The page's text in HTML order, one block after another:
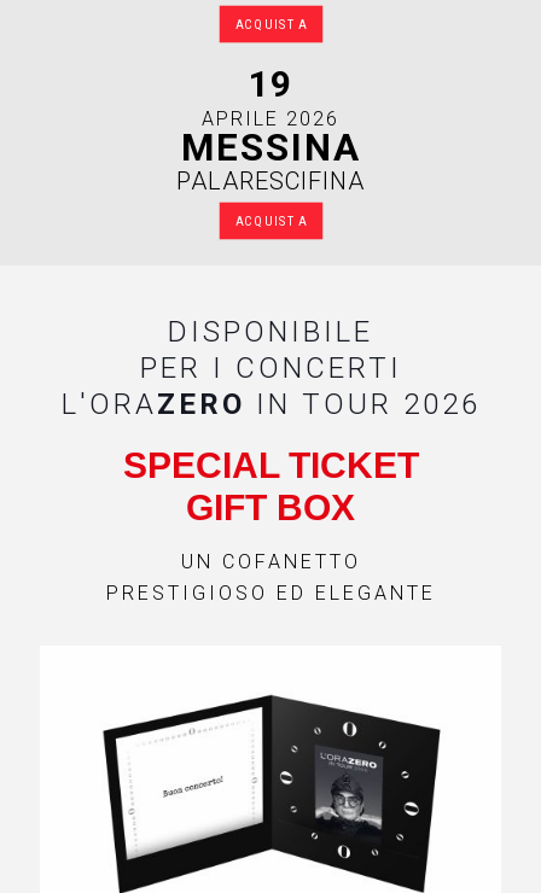
ACQUISTA
19
APRILE 2026
MESSINA
PALARESCIFINA
ACQUISTA
DISPONIBILE
PER I CONCERTI
L'ORAZERO IN TOUR 2026
SPECIAL TICKET
GIFT BOX
UN COFANETTO
PRESTIGIOSO ED ELEGANTE